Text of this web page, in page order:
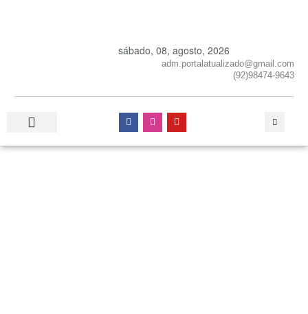
sábado, 08, agosto, 2026
adm.portalatualizado@gmail.com
(92)98474-9643